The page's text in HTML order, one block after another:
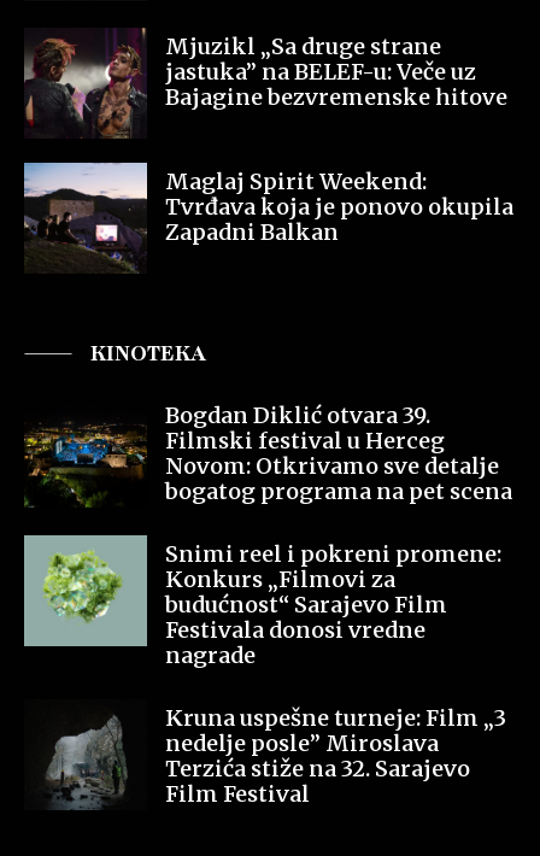
Mjuzikl „Sa druge strane
jastuka” na BELEF-u: Veče uz
Bajagine bezvremenske hitove
Maglaj Spirit Weekend:
Tvrđava koja je ponovo okupila
Zapadni Balkan
KINOTEKA
Bogdan Diklić otvara 39.
Filmski festival u Herceg
Novom: Otkrivamo sve detalje
bogatog programa na pet scena
Snimi reel i pokreni promene:
Konkurs „Filmovi za
budućnost“ Sarajevo Film
Festivala donosi vredne
nagrade
Kruna uspešne turneje: Film „3
nedelje posle” Miroslava
Terzića stiže na 32. Sarajevo
Film Festival